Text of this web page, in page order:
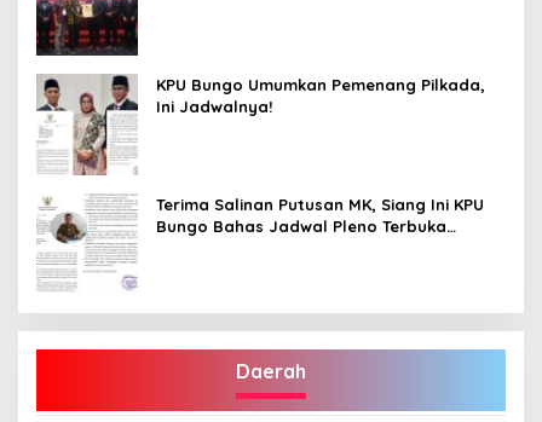
KPU Bungo Umumkan Pemenang Pilkada,
Ini Jadwalnya!
Terima Salinan Putusan MK, Siang Ini KPU
Bungo Bahas Jadwal Pleno Terbuka
Daerah